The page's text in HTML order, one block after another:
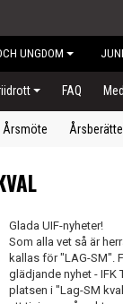
UNGDOM
FAQ
Årsmöte
Glada UIF-nyheter!
Som alla vet så är
kallas för "LAG-SM".
glädjande nyhet - IFK
platsen i "Lag-SM